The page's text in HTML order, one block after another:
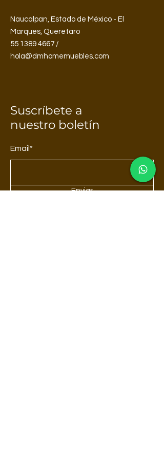
Naucalpan, Estado de México - El
Marques, Queretaro
55 1389 4667 /
hola@dmhomemuebles.com
Suscríbete a
nuestro boletín
Email*
Enviar